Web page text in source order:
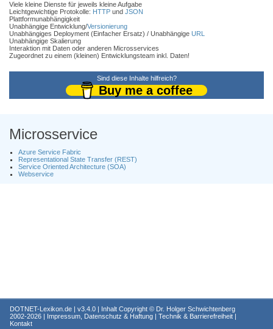
Viele kleine Dienste für jeweils kleine Aufgabe
Leichtgewichtige Protokolle: HTTP und JSON
Plattformunabhängigkeit
Unabhängige Entwicklung/Versionierung
Unabhängiges Deployment (Einfacher Ersatz) / Unabhängige URL
Unabhängige Skalierung
Interaktion mit Daten oder anderen Microsservices
Zugeordnet zu einem (kleinen) Entwicklungsteam inkl. Daten!
Sind diese Inhalte hilfreich?
Buy me a coffee
Microsservice
Azure Service Fabric
Representational State Transfer (REST)
Service Oriented Architecture (SOA)
Webservice
DOTNET-Lexikon.de | v3.4.0 | Inhalt Copyright © Dr. Holger Schwichtenberg
2002-2026 | Impressum, Datenschutz & Haftung | Technik & Barrierefreiheit |
Kontakt